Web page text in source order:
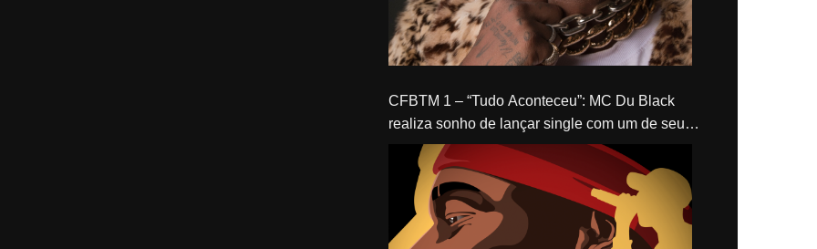
CFBTM 1 – “Tudo Aconteceu”: MC Du Black
realiza sonho de lançar single com um de seus
ídolos, Delacruz